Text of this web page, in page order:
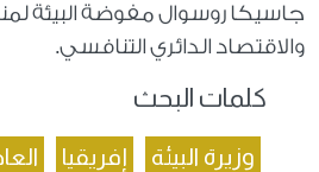
جاسيكا روسوال مفوضة البيئة
والاقتصاد الدائري التنافسي.
كلمات البحث
وزيرة البيئة إفريقيا